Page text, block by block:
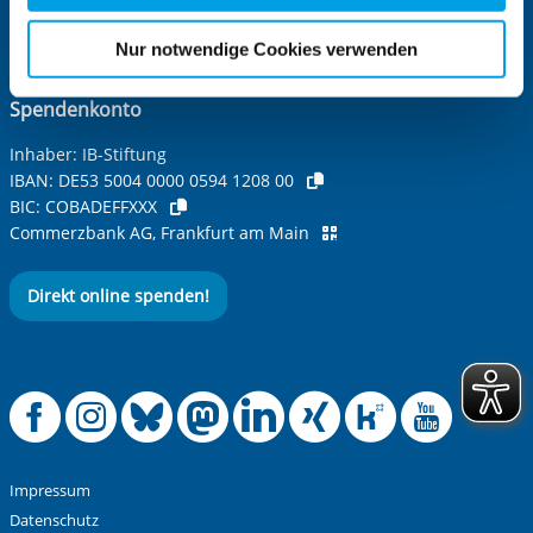
für die Zukunft widerrufen. Bitte beachten Sie: Ihre
Cookies, die erforderlich zur Bereitstellung der von Ihnen
aufgerufenen und somit gewünschten Website-
Funktionen sind. Diese Cookies setzen wir aufgrund
berechtigter Interessen und daher unabhängig von einer
Einwilligung.
Nur notwendige Cookies verwenden
IB-Stiftung
Stiftung Schwarz-Rot-Bunt
Spendenkonto
Inhaber: IB-Stiftung
IBAN: DE53 5004 0000 0594 1208 00
BIC: COBADEFFXXX
Commerzbank AG, Frankfurt am Main
Direkt online spenden!
Offizielle
Offizielle
Offizielle
Offizielle
Offizielle
Impressum
Datenschutz